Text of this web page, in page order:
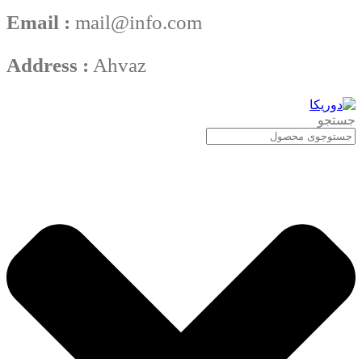
Email : mail@info.com
Address : Ahvaz
جستجو